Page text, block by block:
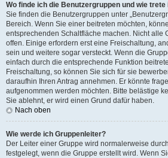
Wo finde ich die Benutzergruppen und wie trete
Sie finden die Benutzergruppen unter
Bereich. Wenn Sie einer beitreten möchten,
entsprechenden Schaltfläche machen. Nicht alle
offen. Einige erfordern erst eine Freischaltung,
sein und weitere sogar versteckt. Wenn die
einfach durch die entsprechende Funktion
Freischaltung, so können Sie sich für sie
daraufhin Ihren Antrag annehmen. Er könnte
aufgenommen werden möchten. Bitte belästige
Sie ablehnt, er wird einen Grund dafür haben.
Nach oben
Wie werde ich Gruppenleiter?
Der Leiter einer Gruppe wird normalerweise
festgelegt, wenn die Gruppe erstellt wird. Wenn